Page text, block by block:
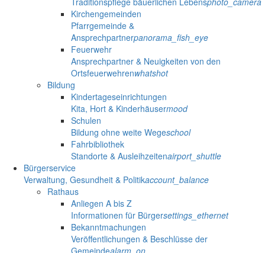
Kirchengemeinden
Pfarrgemeinde &
Ansprechpartnerpanorama_fish_eye
Feuerwehr
Ansprechpartner & Neuigkeiten von den
Ortsfeuerwehrenwhatshot
Bildung
Kindertageseinrichtungen
Kita, Hort & Kinderhäusermood
Schulen
Bildung ohne weite Wegeschool
Fahrbibliothek
Standorte & Ausleihzeitenairport_shuttle
Bürgerservice
Verwaltung, Gesundheit & Politikaccount_balance
Rathaus
Anliegen A bis Z
Informationen für Bürgersettings_ethernet
Bekanntmachungen
Veröffentlichungen & Beschlüsse der
Gemeindealarm_on